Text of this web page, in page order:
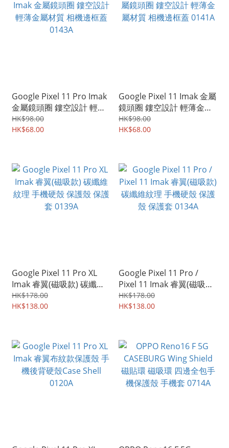
Google Pixel 11 Pro Imak
金屬鏡頭圈 鏤空設計 輕薄
金屬材質 相機邊框蓋
0143A
HK$98.00
HK$68.00
Google Pixel 11 Imak 金屬
鏡頭圈 鏤空設計 輕薄金屬
材質 相機邊框蓋 0141A
HK$98.00
HK$68.00
Google Pixel 11 Pro XL
Imak 睿翼(磁吸款) 碳纖維
紋理 手機硬殼 保護殼 保護
套 0139A
HK$178.00
HK$138.00
Google Pixel 11 Pro /
Pixel 11 Imak 睿翼(磁吸款)
碳纖維紋理 手機硬殼 保護
殼 保護套 0134A
HK$178.00
HK$138.00